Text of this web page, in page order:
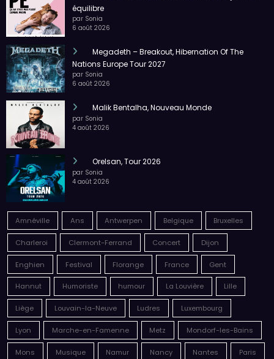
Là où la lumière danse, nos images racontent
Julien Rossier est Coluche !
par Sonia
7 août 2026
PE : De retour avec une vie de tous les jours en
équilibre
par Sonia
Megadeth – Breakout, Hibernation Of The
Nations Europe Tour 2027
par Sonia
Malik Bentalha, Nouveau Monde
par Sonia
4 août 2026
Orelsan, Tour 2026
par Sonia
4 août 2026
Amnéville Ans Antwerpen Belgique Bruxelles
Charleroi Clermont-Ferrand Concert Dijon